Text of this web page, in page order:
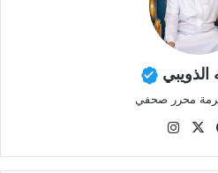
الذويبي
محرر صحفي
في
وك
‫X
ام